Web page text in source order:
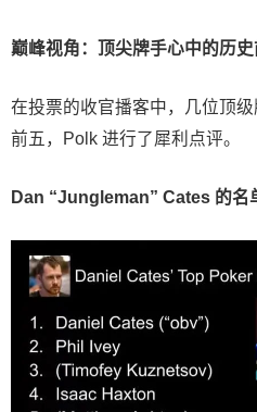
巅峰视角：顶尖牌手心中的历史
在投票的收官播客中，几位顶
前五，Polk 进行了犀利点评。
Dan “Jungleman” Cates 的名